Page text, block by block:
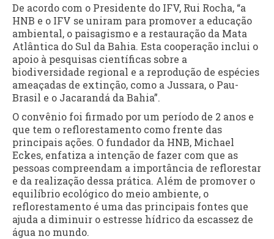
De acordo com o Presidente do IFV, Rui Rocha, “a
HNB e o IFV se uniram para promover a educação
ambiental, o paisagismo e a restauração da Mata
Atlântica do Sul da Bahia. Esta cooperação inclui o
apoio à pesquisas científicas sobre a
biodiversidade regional e a reprodução de espécies
ameaçadas de extinção, como a Jussara, o Pau-
Brasil e o Jacarandá da Bahia”.
O convênio foi firmado por um período de 2 anos e
que tem o reflorestamento como frente das
principais ações. O fundador da HNB, Michael
Eckes, enfatiza a intenção de fazer com que as
pessoas compreendam a importância de reflorestar
e da realização dessa prática. Além de promover o
equilíbrio ecológico do meio ambiente, o
reflorestamento é uma das principais fontes que
ajuda a diminuir o estresse hídrico da escassez de
água no mundo.